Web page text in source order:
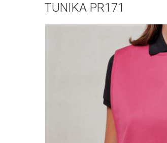
TUNIKA PR171